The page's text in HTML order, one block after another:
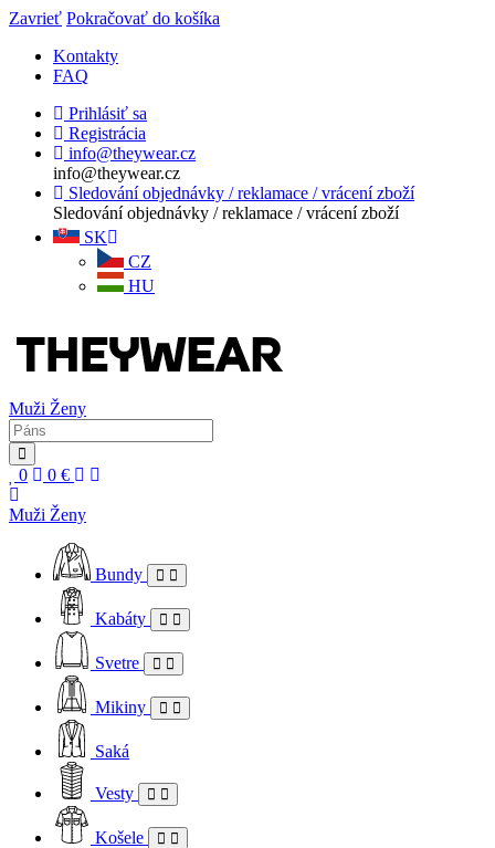
Zavrieť Pokračovať do košíka
Kontakty
FAQ
Prihlásiť sa
Registrácia
info@theywear.cz
info@theywear.cz
Sledování objednávky / reklamace / vrácení zboží
Sledování objednávky / reklamace / vrácení zboží
SK
CZ
HU
Muži Ženy
0 0 €
Muži Ženy
Bundy
Kabáty
Svetre
Mikiny
Saká
Vesty
Košele